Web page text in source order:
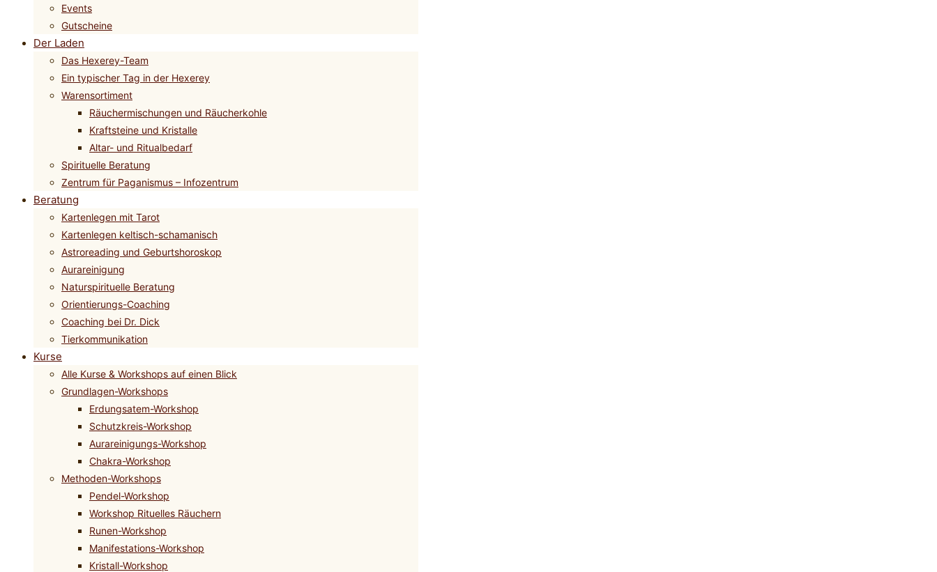
Events
Gutscheine
Der Laden
Das Hexerey-Team
Ein typischer Tag in der Hexerey
Warensortiment
Räuchermischungen und Räucherkohle
Kraftsteine und Kristalle
Altar- und Ritualbedarf
Spirituelle Beratung
Zentrum für Paganismus – Infozentrum
Beratung
Kartenlegen mit Tarot
Kartenlegen keltisch-schamanisch
Astroreading und Geburtshoroskop
Aurareinigung
Naturspirituelle Beratung
Orientierungs-Coaching
Coaching bei Dr. Dick
Tierkommunikation
Kurse
Alle Kurse & Workshops auf einen Blick
Grundlagen-Workshops
Erdungsatem-Workshop
Schutzkreis-Workshop
Aurareinigungs-Workshop
Chakra-Workshop
Methoden-Workshops
Pendel-Workshop
Workshop Rituelles Räuchern
Runen-Workshop
Manifestations-Workshop
Kristall-Workshop